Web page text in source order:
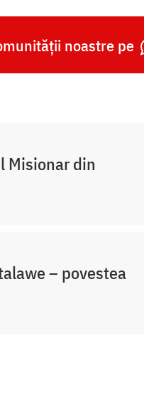
noastre pe
Misionar din
– povestea